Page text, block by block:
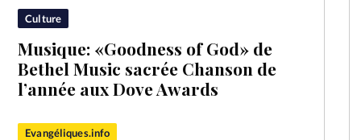
Culture
Musique: «Goodness of God» de
Bethel Music sacrée Chanson de
l’année aux Dove Awards
Evangéliques.info